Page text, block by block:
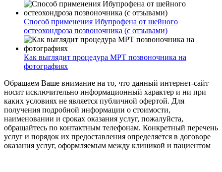
Способ применения Ибупрофена от шейного
остеохондроза позвоночника (с отзывами)
Как выглядит процедура МРТ позвоночника на
фотографиях
Обращаем Ваше внимание на то, что данный интернет-сайт
носит исключительно информационный характер и ни при
каких условиях не является публичной офертой. Для
получения подробной информации о стоимости,
наименовании и сроках оказания услуг, пожалуйста,
обращайтесь по контактным телефонам. Конкретный перечень
услуг и порядок их предоставления определяется в договоре
оказания услуг, оформляемым между клиникой и пациентом